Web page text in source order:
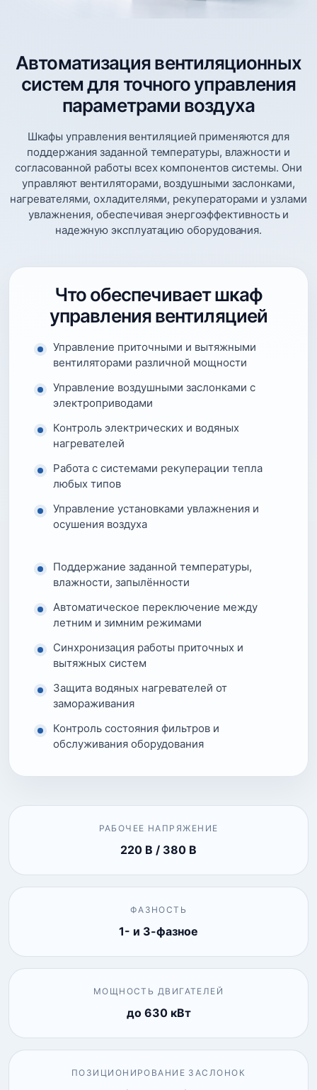
Автоматизация вентиляционных
систем для точного управления
параметрами воздуха
Шкафы управления вентиляцией применяются для
поддержания заданной температуры, влажности и
согласованной работы всех компонентов системы. Они
управляют вентиляторами, воздушными заслонками,
нагревателями, охладителями, рекуператорами и узлами
увлажнения, обеспечивая энергоэффективность и
надежную эксплуатацию оборудования.
Что обеспечивает шкаф
управления вентиляцией
Управление приточными и вытяжными
вентиляторами различной мощности
Управление воздушными заслонками с
электроприводами
Контроль электрических и водяных
нагревателей
Работа с системами рекуперации тепла
любых типов
Управление установками увлажнения и
осушения воздуха
Поддержание заданной температуры,
влажности, запылённости
Автоматическое переключение между
летним и зимним режимами
Синхронизация работы приточных и
вытяжных систем
Защита водяных нагревателей от
замораживания
Контроль состояния фильтров и
обслуживания оборудования
РАБОЧЕЕ НАПРЯЖЕНИЕ
220 В / 380 В
ФАЗНОСТЬ
1- и 3-фазное
МОЩНОСТЬ ДВИГАТЕЛЕЙ
до 630 кВт
ПОЗИЦИОНИРОВАНИЕ ЗАСЛОНОК